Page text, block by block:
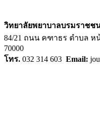
วิทยาลัยพยาบาลบรมราชช
84/21 ถนน คฑาธร ตำบล ห
70000
โทร. 032 314 603 Email: